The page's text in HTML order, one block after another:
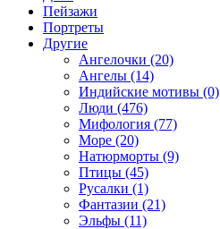
Пейзажи
Портреты
Другие
Ангелочки (20)
Ангелы (14)
Индийские мотивы (0)
Люди (476)
Мифология (77)
Море (20)
Натюрморты (9)
Птицы (45)
Русалки (1)
Фантазии (21)
Эльфы (11)